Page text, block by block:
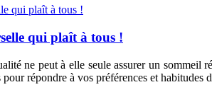
qui plaît à tous !
ne peut à elle seule assurer un sommeil
répondre à vos préférences et habitudes